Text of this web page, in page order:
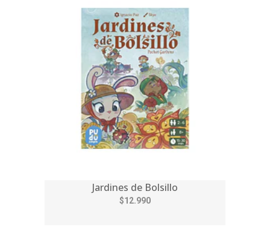
Jardines de Bolsillo
$12.990